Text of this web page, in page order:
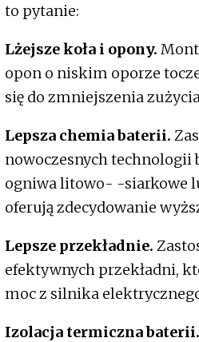
to pytanie:
Lżejsze koła i opony.
opon o niskim oporze
się do zmniejszenia
Lepsza chemia baterii.
nowoczesnych technologii
ogniwa litowo- -siarkowe
oferują zdecydowanie
Lepsze przekładnie.
efektywnych przekładni,
moc z silnika
Izolacja termiczna baterii.